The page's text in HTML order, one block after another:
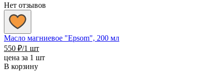
Нет отзывов
Масло магниевое "Epsom", 200 мл
550 ₽/1 шт
цена за 1 шт
В корзину